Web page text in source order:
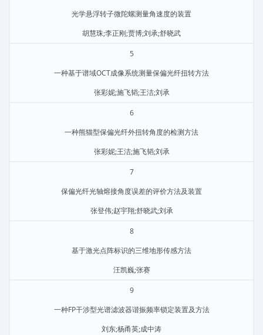
光学悬浮转子微陀螺测量角速度的装置
胡慧珠;李正刚;贾博;刘承;舒晓武
5
一种基于谱域OCT成像系统测量保偏光纤扭转方法
张彩妮;施飞韬;王洁;刘承
6
一种熊猫型保偏光纤外扭转角度的检测方法
张彩妮;王洁;施飞韬;刘承
7
保偏光纤光轴熔接角度误差的评价方法及装置
张登伟;赵宇翔;舒晓武;刘承
8
基于激光点阵标识的三维地形传感方法
汪凯巍;张赛
9
一种FP干涉型光谱滤波器谐振频率锁定装置及方法
刘东;杨甬英;成中涛